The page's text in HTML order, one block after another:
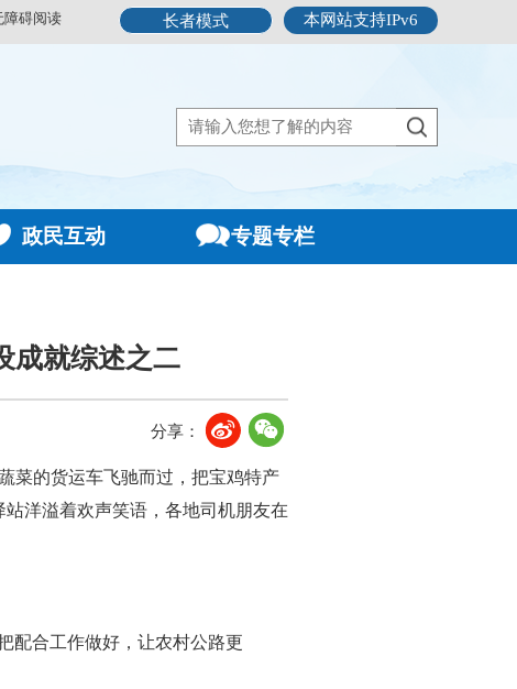
本网站支持IPv6
长者模式
障碍阅读
政民互动 专题专栏
成就综述之二
分享：
菜的货运车飞驰而过，把宝鸡特产
洋溢着欢声笑语，各地司机朋友在
配合工作做好，让农村公路更